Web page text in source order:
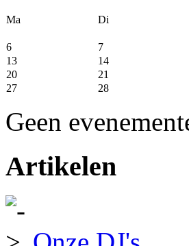
Ma
Di
6
7
13
14
20
21
27
28
Geen
Artikelen